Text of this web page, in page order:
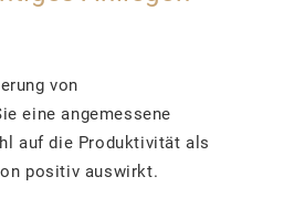
von
eine angemessene
auf die Produktivität als
positiv auswirkt.